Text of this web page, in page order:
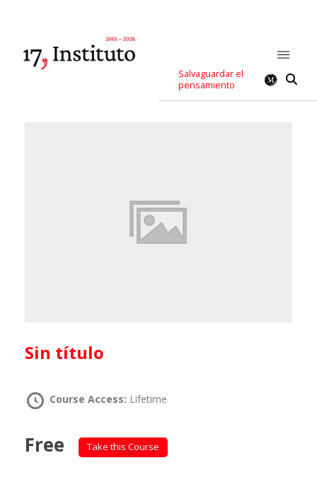
Salvaguardar el
pensamiento
Sin título
Course Access: Lifetime
Free Take this Course